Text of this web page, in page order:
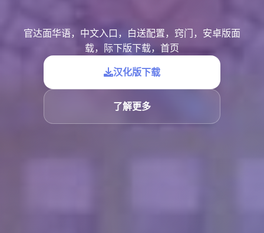
官达面华语，中文入口，白送配置，窍门，安卓版面
载，际下版下载，首页
汉化版下载
了解更多